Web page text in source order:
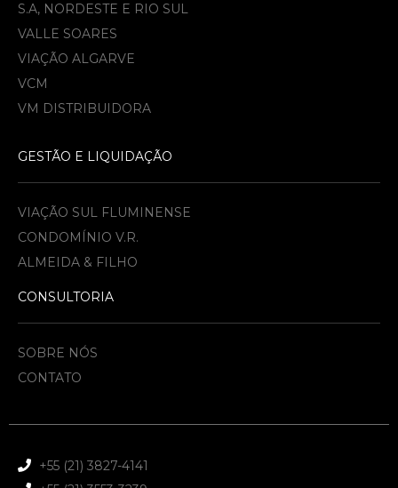
S.A, NORDESTE E RIO SUL
VALLE SOARES
VIAÇÃO ALGARVE
VCM
VM DISTRIBUIDORA
GESTÃO E LIQUIDAÇÃO
VIAÇÃO SUL FLUMINENSE
CONDOMÍNIO V.R.
ALMEIDA & FILHO​
CONSULTORIA
SOBRE NÓS
CONTATO
+55 (21) 3827-4141